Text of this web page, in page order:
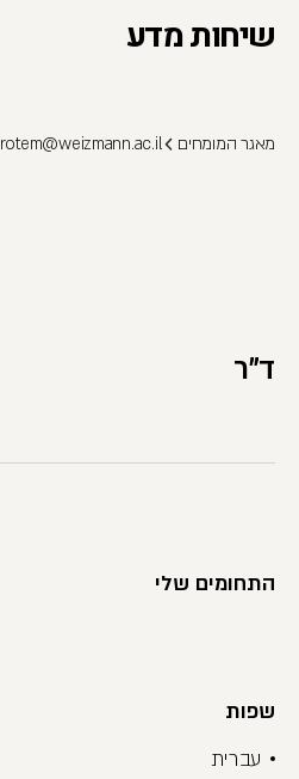
שיחות מדע
מאגר המומחים rotem@weizmann.ac.il
ד"ר
התחומים שלי
שפות
עברית